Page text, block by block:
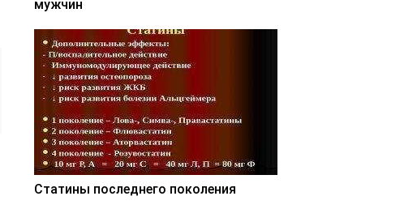
мужчин
Статины последнего поколения